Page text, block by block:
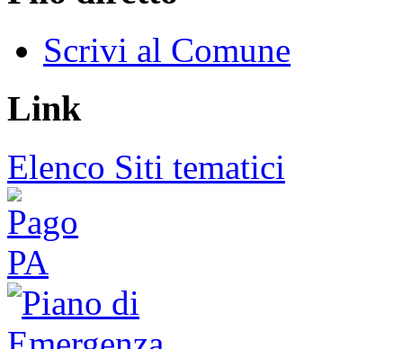
Scrivi al Comune
Link
Elenco Siti tematici